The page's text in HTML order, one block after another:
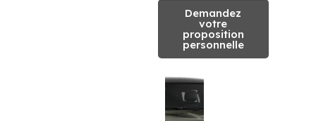
Demandez
votre
proposition
personnelle